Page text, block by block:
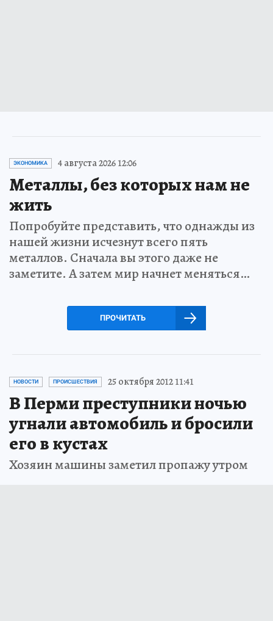
ЭКОНОМИКА 4 августа 2026 12:06
Металлы, без которых нам не
жить
Попробуйте представить, что однажды из
нашей жизни исчезнут всего пять
металлов. Сначала вы этого даже не
заметите. А затем мир начнет меняться…
ПРОЧИТАТЬ
НОВОСТИ ПРОИСШЕСТВИЯ 25 октября 2012 11:41
В Перми преступники ночью
угнали автомобиль и бросили
его в кустах
Хозяин машины заметил пропажу утром